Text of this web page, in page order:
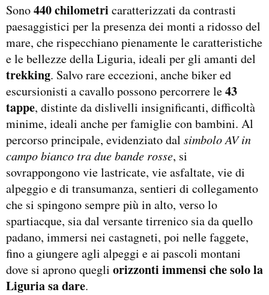
Sono440 chilometri caratterizzati da contrasti
paesaggistici per la presenza dei monti a ridosso del
mare, che rispecchiano pienamente le caratteristiche
e le bellezze della Liguria, ideali per gli amanti del
trekking. Salvo rare eccezioni, anche biker ed
escursionisti a cavallo possono percorrere le43
tappe, distinte da dislivelli insignificanti, difficoltà
minime, ideali anche per famiglie con bambini. Al
percorso principale, evidenziato dal simboloAV in
campo bianco tra due bande rosse, si
sovrappongono vie lastricate, vie asfaltate, vie di
alpeggio e di transumanza, sentieri di collegamento
che si spingono sempre più in alto, verso lo
spartiacque, sia dal versante tirrenico sia da quello
padano, immersi nei castagneti, poi nelle faggete,
fino a giungere agli alpeggi e ai pascoli montani
dove si aprono quegli orizzonti immensi che solo la
Liguria sa dare.